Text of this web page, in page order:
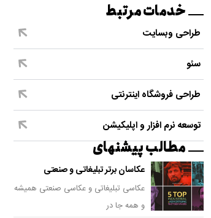
خدمات مرتبط
طراحی وبسایت
سئو
طراحی فروشگاه اینترنتی
توسعه نرم افزار و اپلیکیشن
مطالب پیشنهای
عکاسان برتر تبلیغاتی و صنعتی
عکاسی تبلیغاتی و عکاسی صنعتی همیشه
و همه جا در